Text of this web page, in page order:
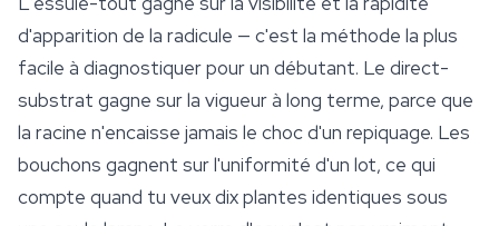
d'apparition de la radicule — c'est la méthode la plus
facile à diagnostiquer pour un débutant. Le direct-
substrat gagne sur la vigueur à long terme, parce que
la racine n'encaisse jamais le choc d'un repiquage. Les
bouchons gagnent sur l'uniformité d'un lot, ce qui
compte quand tu veux dix plantes identiques sous